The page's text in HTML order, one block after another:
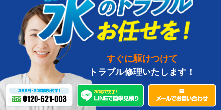
すぐに駆けつけて
トラブル修理いたします！